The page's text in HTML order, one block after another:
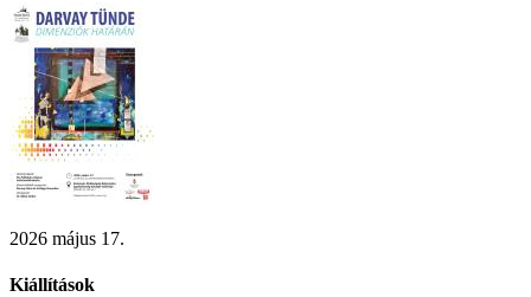
2026 május 17.
Kiállítások